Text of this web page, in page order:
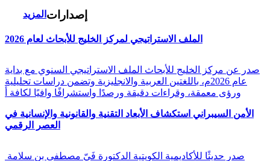
المزيد إصدارات
الملف الاستراتيجي لمركز الخليج للأبحاث لعام 2026
صدر عن مركز الخليج للأبحاث الملف الاستراتيجي السنوي مع بداية
عام 2026م، باللغتين العربية والانجليزية وتضمن دراسات تحليلية
ورؤى معمقة، وقراءات دقيقة ورصدًا واستشرافًا وافيًا لكافة أ
الأمن السيبراني استكشاف الأبعاد التقنية والقانونية والإنسانية في
العصر الرقمي